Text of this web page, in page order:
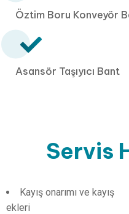
Öztim Boru Konveyör
Asansör Taşıyıcı Bant
Servis
Kayış onarımı ve kayış
ekleri